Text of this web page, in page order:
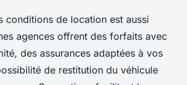
conditions de location est aussi
agences offrent des forfaits avec
des assurances adaptées à vos
de restitution du véhicule